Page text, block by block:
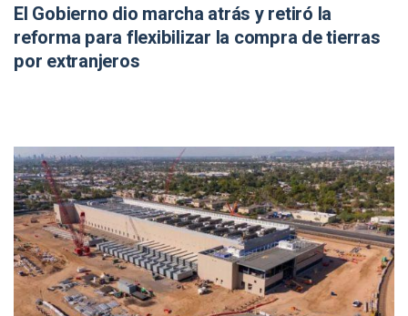
El Gobierno dio marcha atrás y retiró la
reforma para flexibilizar la compra de tierras
por extranjeros